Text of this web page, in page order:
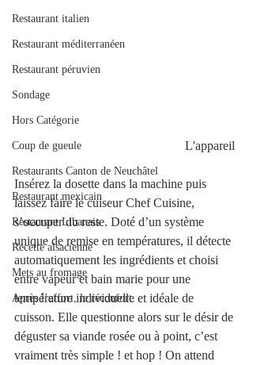
Restaurant italien
Restaurant méditerranéen
Restaurant péruvien
Sondage
Hors Catégorie
Coup de gueule
Restaurants Canton de Neuchâtel
Restaurant mexicain
Restaurant Libanais
Recette alsacienne
Mets au fromage
Après l’effort, le réconfort.
                                                      L'appareil
Insérez la dosette dans la machine puis
laissez faire le cuiseur Chef Cuisine,
s’occuper du reste. Doté d’un système
unique de remise en températures, il détecte
automatiquement les ingrédients et choisi
entre vapeur et bain marie pour une
température individuelle et idéale de
cuisson. Elle questionne alors sur le désir de
déguster sa viande rosée ou à point, c’est
vraiment très simple ! et hop ! On attend